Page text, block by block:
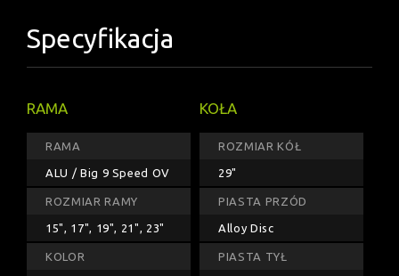
Specyfikacja
RAMA
RAMA
ALU / Big 9 Speed OV
ROZMIAR RAMY
15", 17", 19", 21", 23"
KOLOR
KOŁA
ROZMIAR KÓŁ
29"
PIASTA PRZÓD
Alloy Disc
PIASTA TYŁ